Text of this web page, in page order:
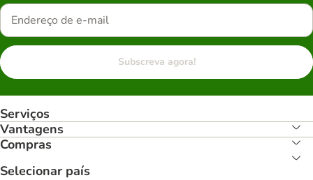
Subscreva agora!
Serviços
Vantagens
Compras
Selecionar país